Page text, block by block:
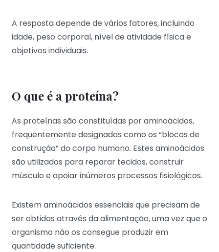
A resposta depende de vários fatores, incluindo
idade, peso corporal, nível de atividade física e
objetivos individuais.
O que é a proteína?
As proteínas são constituídas por aminoácidos,
frequentemente designados como os “blocos de
construção” do corpo humano. Estes aminoácidos
são utilizados para reparar tecidos, construir
músculo e apoiar inúmeros processos fisiológicos.
Existem aminoácidos essenciais que precisam de
ser obtidos através da alimentação, uma vez que o
organismo não os consegue produzir em
quantidade suficiente.